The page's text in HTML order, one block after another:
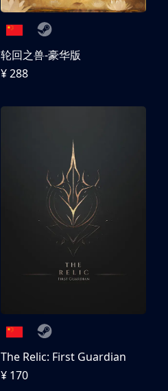
轮回之兽-豪华版
¥ 288
The Relic: First Guardian
¥ 170